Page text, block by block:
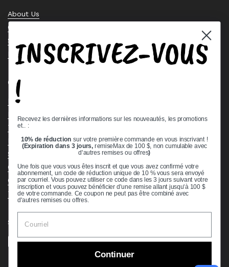
About Us
Contact Us
Stock Check
Request a Quote
Quick links
Bearing Knowledge Center
Terms & Conditions
Return & Refund Policy
Shipping Policy
Open Cookie Banner
Comprehensive Guide to Ball Bearings
Track your Order
Supported payment methods
INSCRIVEZ-VOUS
!
Recevez les dernières informations sur les nouveautés, les promotions
et.. :
10% de réduction sur votre première commande en vous inscrivant !
(Expiration dans 3 jours,remiseMax de 100 $, non cumulable avec
d'autres remises ou offres)
Une fois que vous vous êtes inscrit et que vous avez confirmé votre
abonnement, un code de réduction unique de 10 % vous sera envoyé
par courriel. Vous pouvez utiliser ce code dans les 3 jours suivant votre
inscription et vous pouvez bénéficier d'une remise allant jusqu'à 100 $
de votre commande. Ce coupon ne peut pas être combiné avec
d'autres remises ou offres.
Continuer